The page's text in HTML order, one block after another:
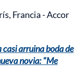
Francia - Accor
arruina boda de
novia: "Me